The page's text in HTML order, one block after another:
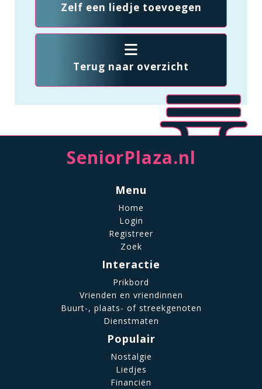
Zelf een liedje toevoegen
Terug naar overzicht
SeniorPlaza.nl
Menu
Home
Login
Registreer
Zoek
Interactie
Prikbord
Vrienden en vriendinnen
Buurt-, plaats- of streekgenoten
Dienstmaten
Populair
Nostalgie
Liedjes
Financiën